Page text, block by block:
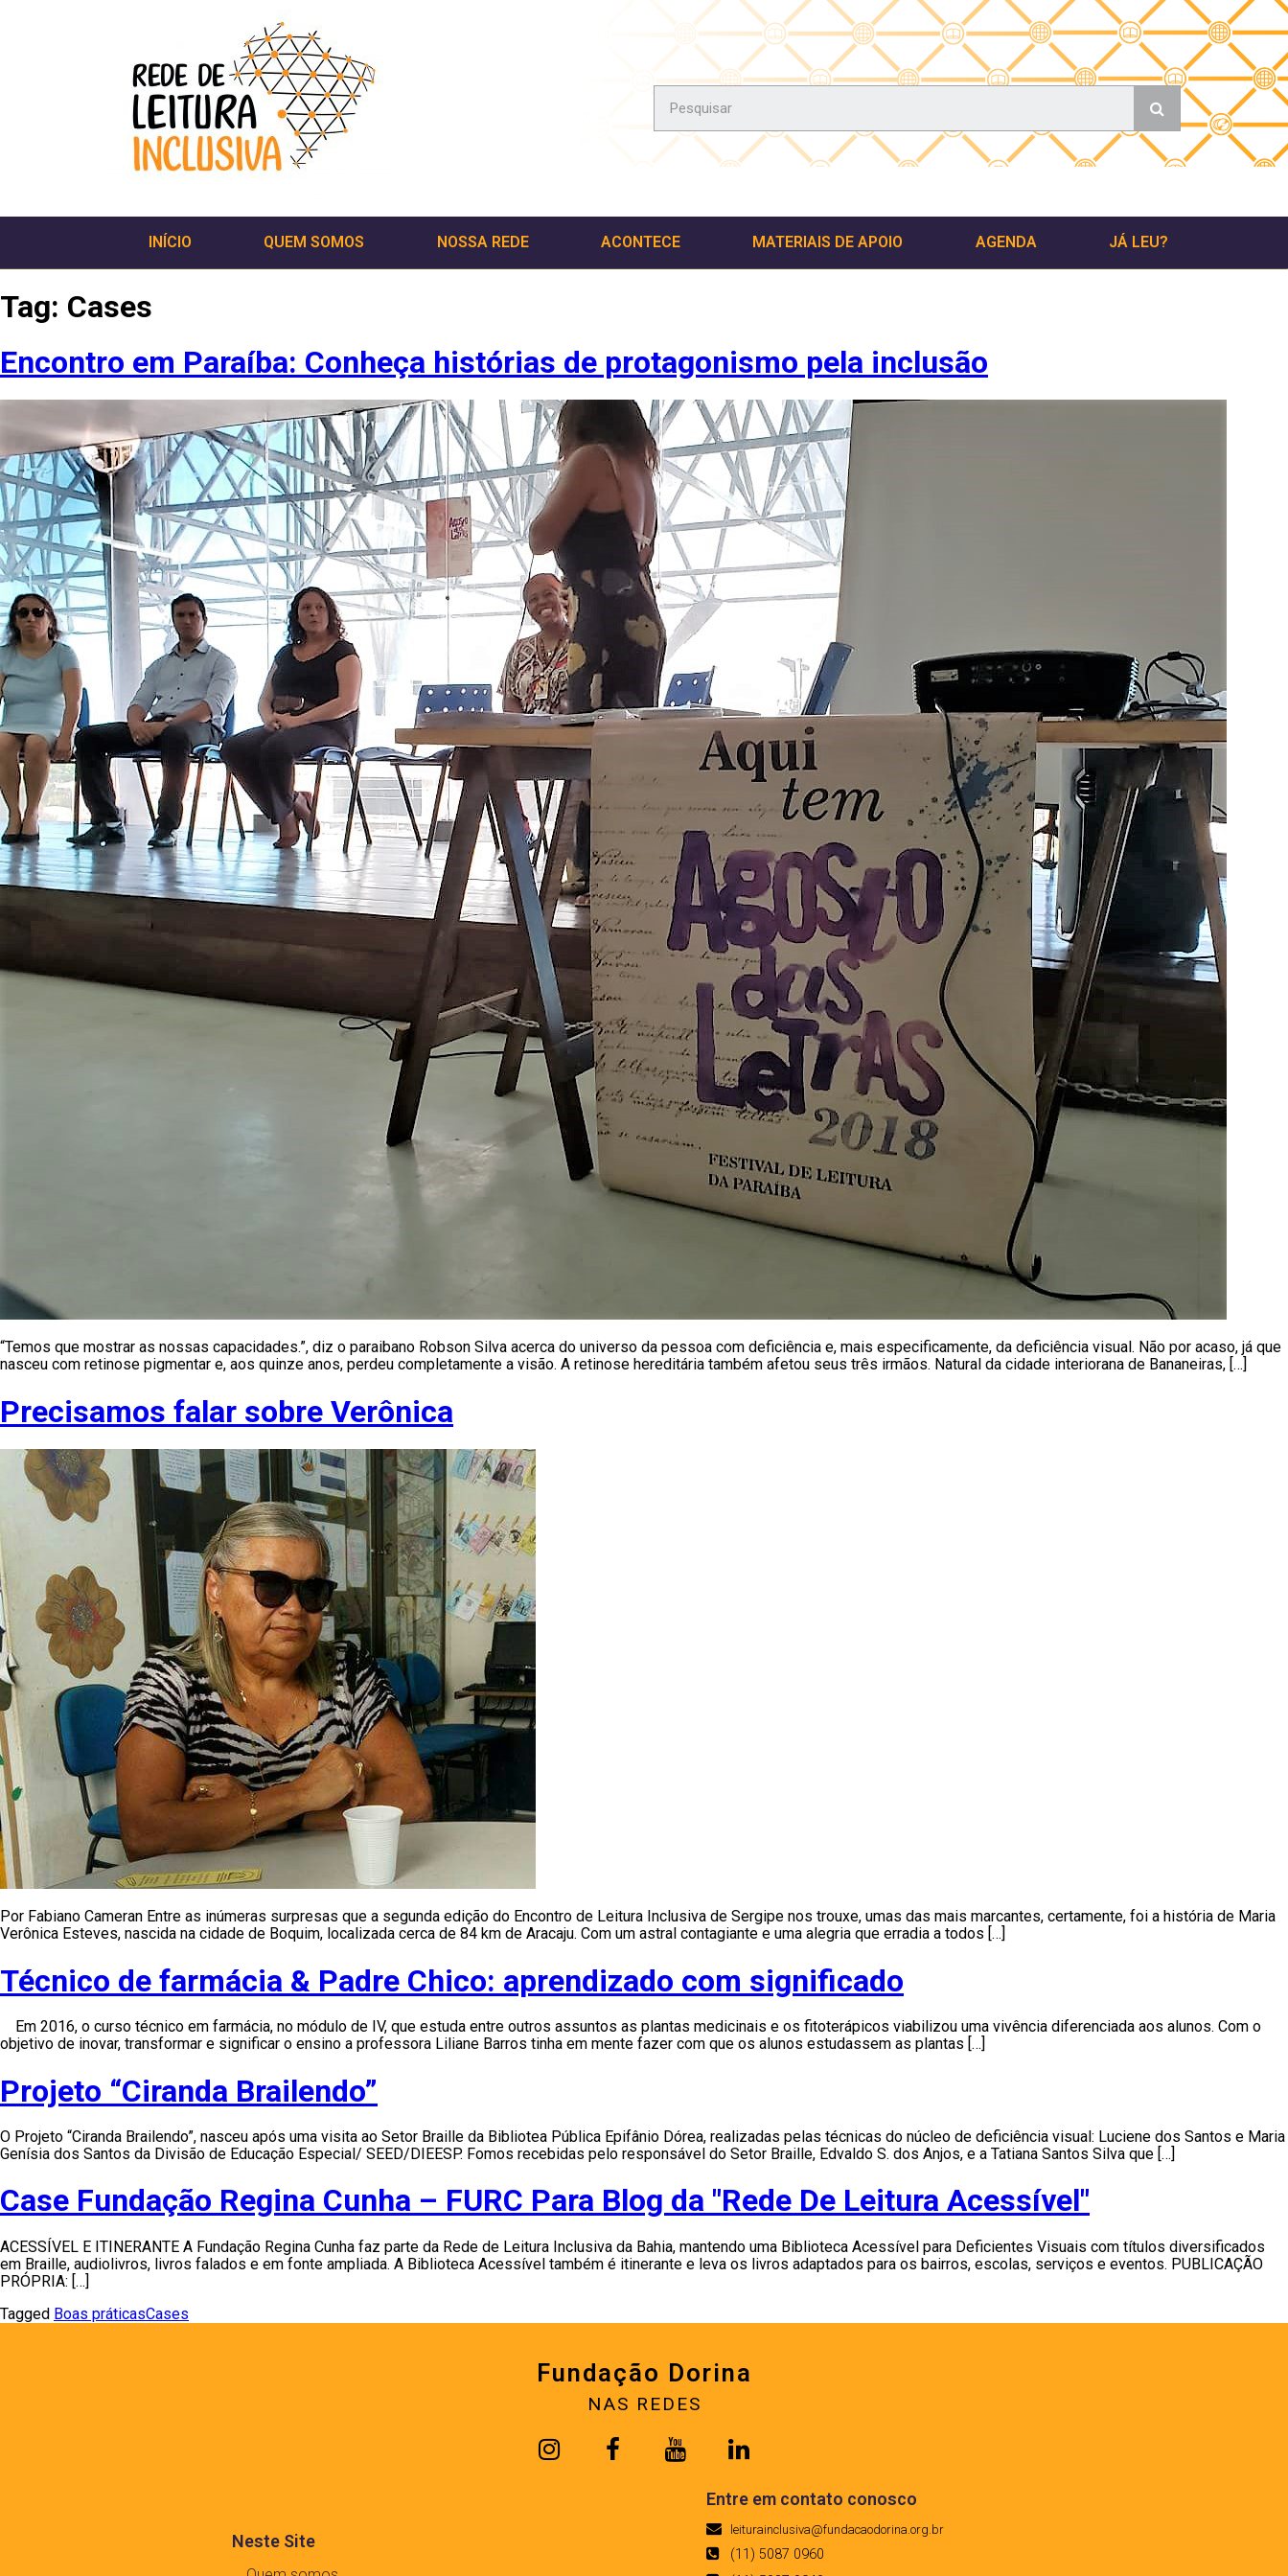
INÍCIO QUEM SOMOS NOSSA REDE ACONTECE MATERIAIS DE APOIO AGENDA JÁ LEU?
Tag: Cases
Encontro em Paraíba: Conheça histórias de protagonismo pela inclusão
“Temos que mostrar as nossas capacidades.”, diz o paraibano Robson Silva acerca do universo da pessoa com deficiência e, mais especificamente, da deficiência visual. Não por acaso, já que
nasceu com retinose pigmentar e, aos quinze anos, perdeu completamente a visão. A retinose hereditária também afetou seus três irmãos. Natural da cidade interiorana de Bananeiras, […]
Precisamos falar sobre Verônica
Por Fabiano Cameran Entre as inúmeras surpresas que a segunda edição do Encontro de Leitura Inclusiva de Sergipe nos trouxe, umas das mais marcantes, certamente, foi a história de Maria
Verônica Esteves, nascida na cidade de Boquim, localizada cerca de 84 km de Aracaju. Com um astral contagiante e uma alegria que erradia a todos […]
Técnico de farmácia & Padre Chico: aprendizado com significado
Em 2016, o curso técnico em farmácia, no módulo de IV, que estuda entre outros assuntos as plantas medicinais e os fitoterápicos viabilizou uma vivência diferenciada aos alunos. Com o
objetivo de inovar, transformar e significar o ensino a professora Liliane Barros tinha em mente fazer com que os alunos estudassem as plantas […]
Projeto “Ciranda Brailendo”
O Projeto “Ciranda Brailendo”, nasceu após uma visita ao Setor Braille da Bibliotea Pública Epifânio Dórea, realizadas pelas técnicas do núcleo de deficiência visual: Luciene dos Santos e Maria
Genísia dos Santos da Divisão de Educação Especial/ SEED/DIEESP. Fomos recebidas pelo responsável do Setor Braille, Edvaldo S. dos Anjos, e a Tatiana Santos Silva que […]
Case Fundação Regina Cunha – FURC Para Blog da "Rede De Leitura Acessível"
ACESSÍVEL E ITINERANTE A Fundação Regina Cunha faz parte da Rede de Leitura Inclusiva da Bahia, mantendo uma Biblioteca Acessível para Deficientes Visuais com títulos diversificados
em Braille, audiolivros, livros falados e em fonte ampliada. A Biblioteca Acessível também é itinerante e leva os livros adaptados para os bairros, escolas, serviços e eventos. PUBLICAÇÃO
PRÓPRIA: […]
Tagged Boas práticasCases
Fundação Dorina
NAS REDES
Neste Site
Entre em contato conosco
leiturainclusiva@fundacaodorina.org.br
(11) 5087 0960